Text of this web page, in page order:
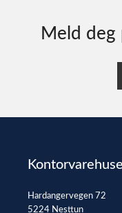
Meld deg
Hardangervegen 72
5224 Nesttun